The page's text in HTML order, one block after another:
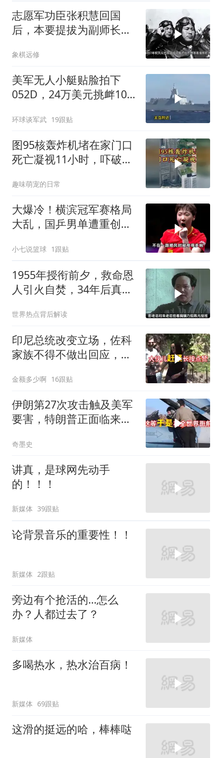
志愿军功臣张积慧回国
后，本要提拔为副师长，
象棋远修
美军无人小艇贴脸拍下
052D，24万美元挑衅10
战法？
环球谈军武 19跟贴
图95核轰炸机堵在家门口
死亡凝视11小时，吓破胆
趣味萌宠的日常
大爆冷！横滨冠军赛格局
大乱，国乒男单遭重创，
小七说篮球 1跟贴
1955年授衔前夕，救命恩
人引火自焚，34年后真相
世界热点背后解读
印尼总统改变立场，佐科
家族不得不做出回应，局
金额多少啊 16跟贴
伊朗第27次攻击触及美军
要害，特朗普正面临来自
奇墨史
讲真，是球网先动手
的！！！
新媒体 39跟贴
论背景音乐的重要性！！
新媒体 2跟贴
旁边有个抢活的…怎么
办？人都过去了？
新媒体
多喝热水，热水治百病！
新媒体 69跟贴
这滑的挺远的哈，棒棒哒